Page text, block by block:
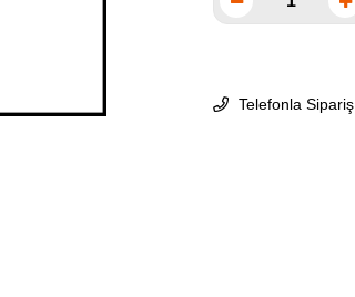
Telefonla Sipariş